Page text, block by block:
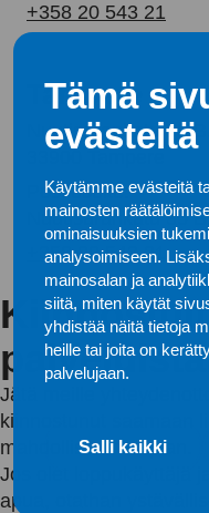
Tämä
evästeitä
Käytämme evästeitä
mainosten
ominaisuuksien
analysoimiseen.
mainosalan ja
siitä, miten käytät
yhdistää näitä tietoja
heille tai joita on
palvelujaan.
Salli kaikki
+358 20 543 21
Tampere
Nuutisarankatu 35
Postiosoite:
Nuutisarankatu 35
+358 20 543 21
Jätä meille
kiinnostunut saamaan
mahdollisimman pian.
Jos olet loppukäyttäjä
apua, otathan